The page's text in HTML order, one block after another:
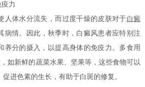
力
体水分流失，而过度干燥的皮肤对于白癜
病情。因此，秋季时，白癜风患者应特别注
养分的摄入，以提高身体的免疫力。多食用
如新鲜的蔬菜水果、坚果等，这些食物可以
进色素的生长，有助于白斑的修复。